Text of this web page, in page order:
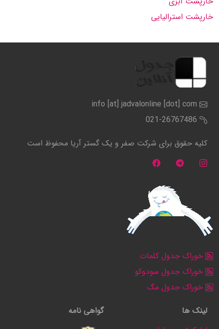
خارپشت استرالیایی
info [at] jadvalonline [dot] com
021-26767486
کلیه حقوق برای شرکت صفر و یک گستر آریا محفوظ است
خوراک جدول کلمات
خوراک جدول سودوکو
خوراک جدول مگ
لینک ها
گواهی نامه